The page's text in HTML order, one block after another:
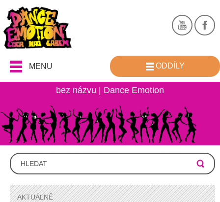
MENU ODDÍLY
bez názvu | Dance Emotion
AKTUÁLNĚ